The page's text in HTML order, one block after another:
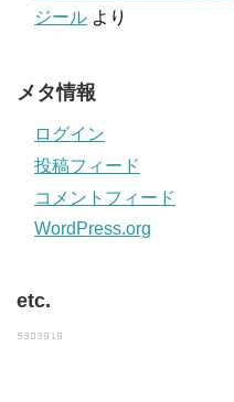
ジール より
メタ情報
ログイン
投稿フィード
コメントフィード
WordPress.org
etc.